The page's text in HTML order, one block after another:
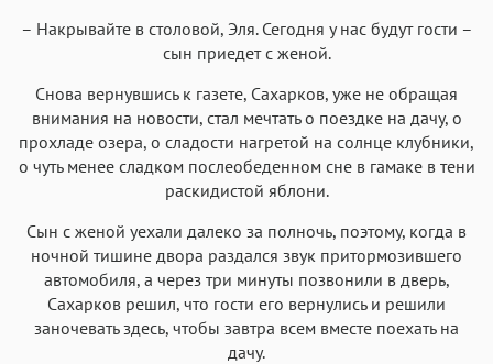
– Накрывайте в столовой, Эля. Сегодня у нас будут гости –
сын приедет с женой.
Снова вернувшись к газете, Сахарков, уже не обращая
внимания на новости, стал мечтать о поездке на дачу, о
прохладе озера, о сладости нагретой на солнце клубники,
о чуть менее сладком послеобеденном сне в гамаке в тени
раскидистой яблони.
Сын с женой уехали далеко за полночь, поэтому, когда в
ночной тишине двора раздался звук притормозившего
автомобиля, а через три минуты позвонили в дверь,
Сахарков решил, что гости его вернулись и решили
заночевать здесь, чтобы завтра всем вместе поехать на
дачу.